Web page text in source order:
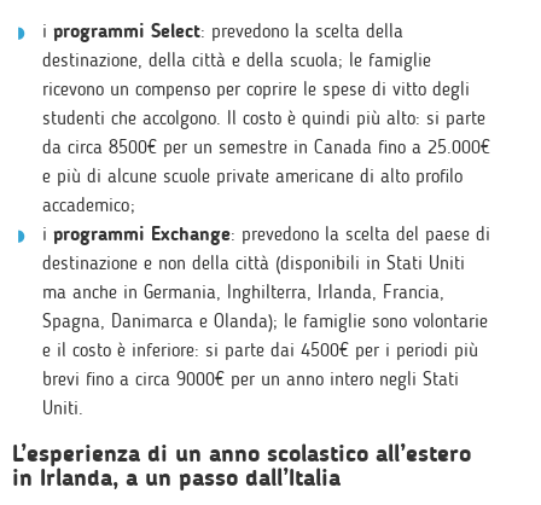
i programmi Select: prevedono la scelta della
destinazione, della città e della scuola; le famiglie
ricevono un compenso per coprire le spese di vitto degli
studenti che accolgono. Il costo è quindi più alto: si parte
da circa 8500€ per un semestre in Canada fino a 25.000€
e più di alcune scuole private americane di alto profilo
accademico;
i programmi Exchange: prevedono la scelta del paese di
destinazione e non della città (disponibili in Stati Uniti
ma anche in Germania, Inghilterra, Irlanda, Francia,
Spagna, Danimarca e Olanda); le famiglie sono volontarie
e il costo è inferiore: si parte dai 4500€ per i periodi più
brevi fino a circa 9000€ per un anno intero negli Stati
Uniti.
L’esperienza di un anno scolastico all’estero
in Irlanda, a un passo dall’Italia